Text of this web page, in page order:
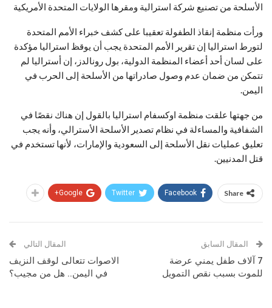
الأسلحة من تصنيع شركة استرالية ومقرها الولايات المتحدة الأمريكية
ورأت منظمة إنقاذ الطفولة تعقيبا على كشف خبراء الأمم المتحدة
لتورط استراليا إن تقرير الأمم المتحدة يجب أن يوقظ استراليا مؤكدة
على لسان أحد أعضاء المنظمة الدولية، بول رونالدز، إن أستراليا لم
تتمكن من ضمان عدم وصول صادراتها من الأسلحة إلى الحرب في
اليمن.
من جهتها علقت منظمة اوكسفام استراليا بالقول إن هناك نقصًا في
الشفافية والمساءلة في نظام تصدير الأسلحة الأسترالي، وأنه يجب
تعليق عمليات نقل الأسلحة إلى السعودية والإمارات، لأنها تستخدم في
قتل المدنيين.
Share
Facebook
Twitter
Google+
المقال السابق
7 آلاف طفل يمني عرضة
للموت بسبب نقص التمويل
المقال التالي
الاصوات تتعالى لوقف النزيف
في اليمن.. هل من مجيب؟